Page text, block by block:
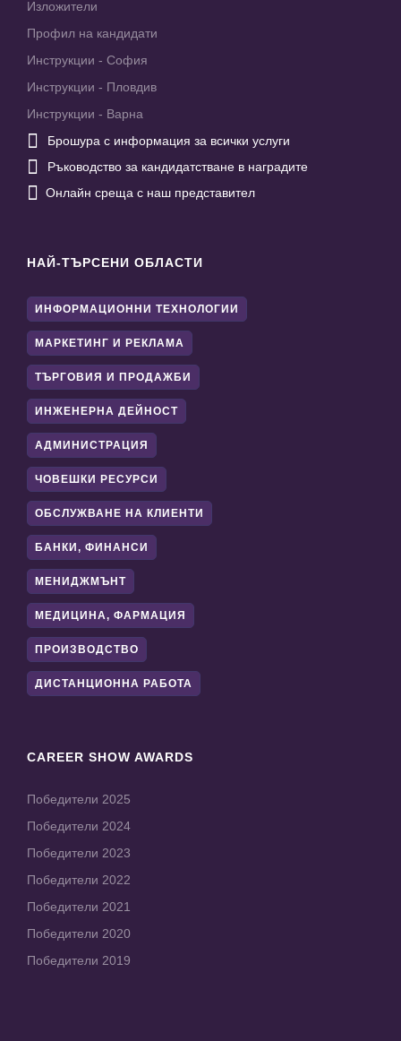
Изложители
Профил на кандидати
Инструкции - София
Инструкции - Пловдив
Инструкции - Варна
 Брошура с информация за всички услуги
 Ръководство за кандидатстване в наградите
 Онлайн среща с наш представител
НАЙ-ТЪРСЕНИ ОБЛАСТИ
ИНФОРМАЦИОННИ ТЕХНОЛОГИИ
МАРКЕТИНГ И РЕКЛАМА
ТЪРГОВИЯ И ПРОДАЖБИ
ИНЖЕНЕРНА ДЕЙНОСТ
АДМИНИСТРАЦИЯ
ЧОВЕШКИ РЕСУРСИ
ОБСЛУЖВАНЕ НА КЛИЕНТИ
БАНКИ, ФИНАНСИ
МЕНИДЖМЪНТ
МЕДИЦИНА, ФАРМАЦИЯ
ПРОИЗВОДСТВО
ДИСТАНЦИОННА РАБОТА
CAREER SHOW AWARDS
Победители 2025
Победители 2024
Победители 2023
Победители 2022
Победители 2021
Победители 2020
Победители 2019